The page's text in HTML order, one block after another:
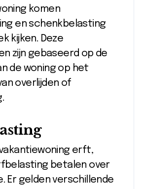
komen
en schenkbelasting
kijken. Deze
zijn gebaseerd op de
de woning op het
overlijden of
erft,
betalen over
Er gelden verschillende